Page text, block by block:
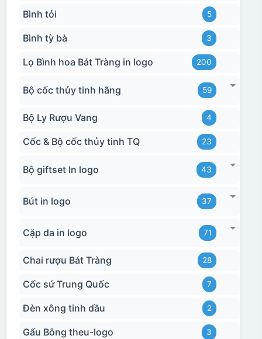
Bình tỏi 5
Bình tỳ bà 3
Lọ Bình hoa Bát Tràng in logo 200
Bộ cốc thủy tinh hãng 59
Bộ Ly Rượu Vang 4
Cốc & Bộ cốc thủy tinh TQ 23
Bộ giftset In logo 43
Bút in logo 37
Cặp da in logo 71
Chai rượu Bát Tràng 28
Cốc sứ Trung Quốc 7
Đèn xông tinh dầu 2
Gấu Bông theu-logo 3